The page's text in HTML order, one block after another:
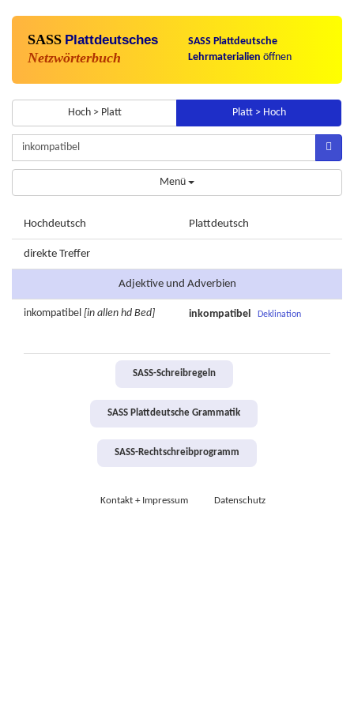
SASS Plattdeutsches
Netzwörterbuch
SASS Plattdeutsche
Lehrmaterialien öffnen
Hoch > Platt Platt > Hoch
Menü
Hochdeutsch Plattdeutsch
direkte Treffer
Adjektive und Adverbien
inkompatibel [in allen hd Bed] inkompatibel Deklination
SASS-Schreibregeln
SASS Plattdeutsche Grammatik
SASS-Rechtschreibprogramm
Kontakt + Impressum Datenschutz